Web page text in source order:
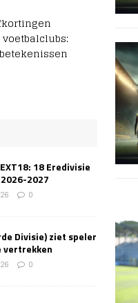
18 Eredivisie
2027
0
Divisie) ziet speler
vertrekken
0